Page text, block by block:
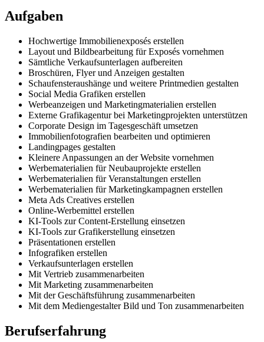
Aufgaben
Hochwertige Immobilienexposés erstellen
Layout und Bildbearbeitung für Exposés vornehmen
Sämtliche Verkaufsunterlagen aufbereiten
Broschüren, Flyer und Anzeigen gestalten
Schaufensteraushänge und weitere Printmedien gestalten
Social Media Grafiken erstellen
Werbeanzeigen und Marketingmaterialien erstellen
Externe Grafikagentur bei Marketingprojekten unterstützen
Corporate Design im Tagesgeschäft umsetzen
Immobilienfotografien bearbeiten und optimieren
Landingpages gestalten
Kleinere Anpassungen an der Website vornehmen
Werbematerialien für Neubauprojekte erstellen
Werbematerialien für Veranstaltungen erstellen
Werbematerialien für Marketingkampagnen erstellen
Meta Ads Creatives erstellen
Online-Werbemittel erstellen
KI-Tools zur Content-Erstellung einsetzen
KI-Tools zur Grafikerstellung einsetzen
Präsentationen erstellen
Infografiken erstellen
Verkaufsunterlagen erstellen
Mit Vertrieb zusammenarbeiten
Mit Marketing zusammenarbeiten
Mit der Geschäftsführung zusammenarbeiten
Mit dem Mediengestalter Bild und Ton zusammenarbeiten
Berufserfahrung